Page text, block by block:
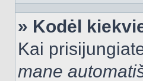
» Kodėl
Kai
mane